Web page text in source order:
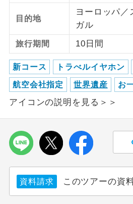
目的地
ヨーロッパ／
ガル
旅行期間 10日間
新コース トラべルイヤホン
航空会社指定 世界遺産 お
アイコンの説明を見る＞＞
資料請求 このツアーの資